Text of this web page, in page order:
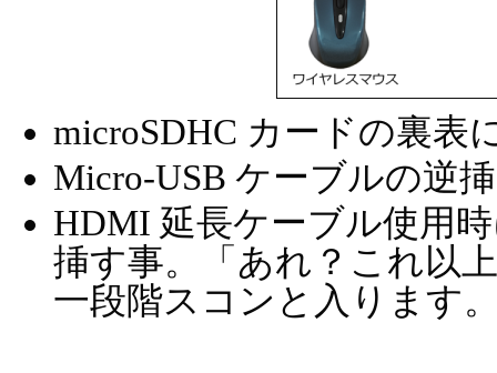
microSDHC カードの裏表
Micro-USB ケーブルの逆
HDMI 延長ケーブル使用
挿す事。「あれ？これ以
一段階スコンと入ります